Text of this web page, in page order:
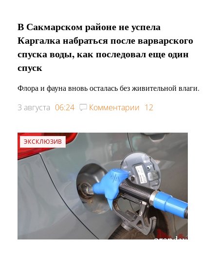
В Сакмарском районе не успела
Каргалка набраться после варварского
спуска воды, как последовал еще один
спуск
Флора и фауна вновь осталась без живительной влаги.
3 августа 06:24 Комментарии 12
ЭКСКЛЮЗИВ